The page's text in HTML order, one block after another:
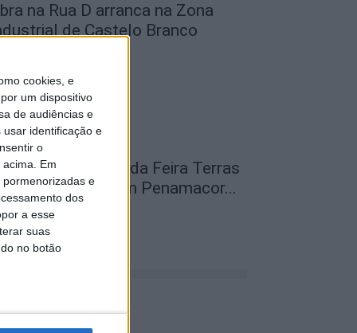
cookies, e
um dispositivo
de audiências e
identificação e
o
Em
e
dos
a esse
suas
no botão
na Rua D arranca na Zona
de Castelo Branco
de cartaz da Feira Terras
Lince do levaram Penamacor...